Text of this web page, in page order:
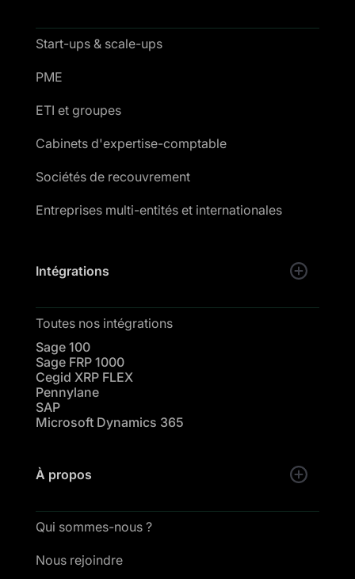
Start-ups & scale-ups
PME
ETI et groupes
Cabinets d'expertise-comptable
Sociétés de recouvrement
Entreprises multi-entités et internationales
Intégrations
Toutes nos intégrations
Sage 100
Sage FRP 1000
Cegid XRP FLEX
Pennylane
SAP
Microsoft Dynamics 365
À propos
Qui sommes-nous ?
Nous rejoindre